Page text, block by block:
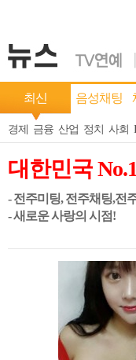
최신 음성채팅
경제 금융 산업 정치 사회
대한민국
- 전주미팅, 전주채팅,전
- 새로운 사랑의 시점!